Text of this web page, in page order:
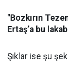
"Bozkırın
Ertaş’a bu
Şıklar ise şu